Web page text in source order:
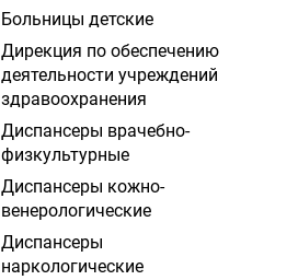
Больницы детские
Дирекция по обеспечению
деятельности учреждений
здравоохранения
Диспансеры врачебно-
физкультурные
Диспансеры кожно-
венерологические
Диспансеры
наркологические